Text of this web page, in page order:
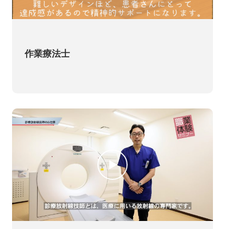
作業療法士